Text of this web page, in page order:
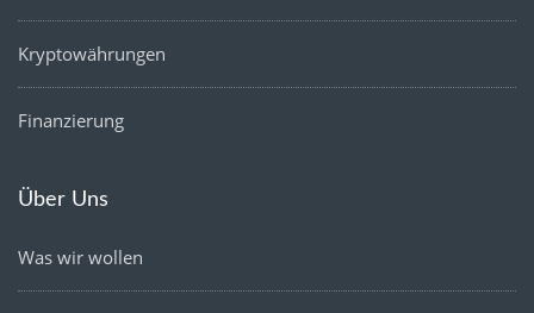
Kryptowährungen
Finanzierung
Über Uns
Was wir wollen